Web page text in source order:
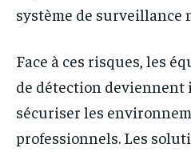
système de surveillance
Face à ces risques, les
de détection deviennent
sécuriser les
professionnels. Les